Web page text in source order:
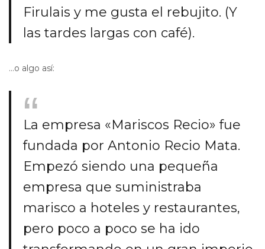
Firulais y me gusta el rebujito. (Y
las tardes largas con café).
…o algo así:
La empresa «Mariscos Recio» fue
fundada por Antonio Recio Mata.
Empezó siendo una pequeña
empresa que suministraba
marisco a hoteles y restaurantes,
pero poco a poco se ha ido